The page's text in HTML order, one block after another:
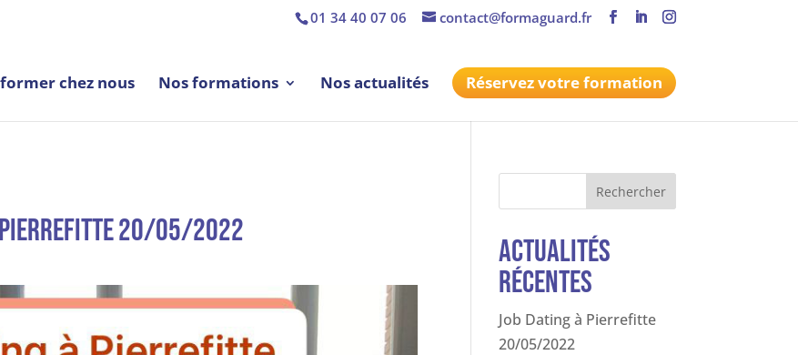
01 34 40 07 06 contact@formaguard.fr
former chez nous Nos formations Nos actualités Réservez votre formation
Pierrefitte 20/05/2022
Rechercher
Actualités
récentes
Job Dating à Pierrefitte
20/05/2022